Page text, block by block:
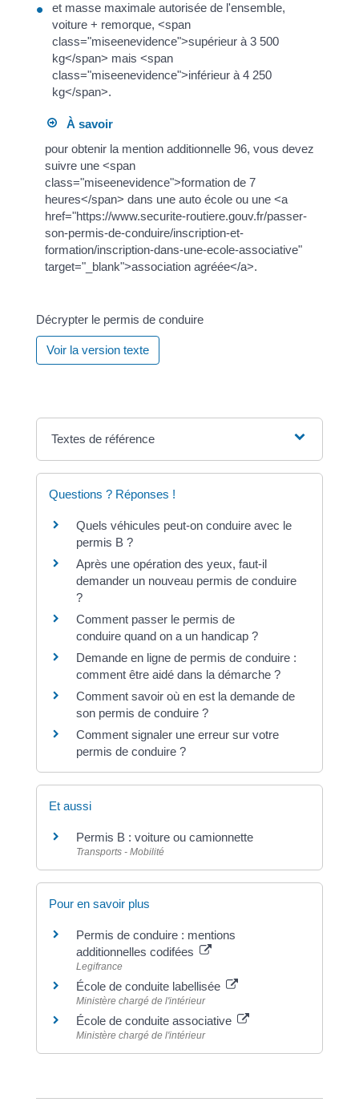
et masse maximale autorisée de l'ensemble,
voiture + remorque, <span
class="miseenevidence">supérieur à 3 500
kg</span> mais <span
class="miseenevidence">inférieur à 4 250
kg</span>.
À savoir
pour obtenir la mention additionnelle 96, vous devez
suivre une <span
class="miseenevidence">formation de 7
heures</span> dans une auto école ou une <a
href="https://www.securite-routiere.gouv.fr/passer-
son-permis-de-conduire/inscription-et-
formation/inscription-dans-une-ecole-associative"
target="_blank">association agréée</a>.
Décrypter le permis de conduire
Voir la version texte
Textes de référence
Questions ? Réponses !
Quels véhicules peut-on conduire avec le
permis B ?
Après une opération des yeux, faut-il
demander un nouveau permis de conduire
?
Comment passer le permis de
conduire quand on a un handicap ?
Demande en ligne de permis de conduire :
comment être aidé dans la démarche ?
Comment savoir où en est la demande de
son permis de conduire ?
Comment signaler une erreur sur votre
permis de conduire ?
Et aussi
Permis B : voiture ou camionnette
Transports - Mobilité
Pour en savoir plus
Permis de conduire : mentions
additionnelles codifées
Legifrance
École de conduite labellisée
Ministère chargé de l'intérieur
École de conduite associative
Ministère chargé de l'intérieur